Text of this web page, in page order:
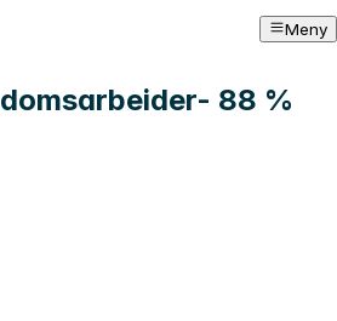
Meny
88 %